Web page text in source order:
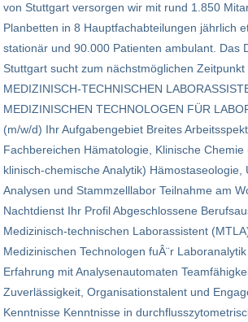
von Stuttgart versorgen wir mit rund 1.850
Planbetten in 8 Hauptfachabteilungen jährlich
stationär und 90.000 Patienten ambulant. Das
Stuttgart sucht zum nächstmöglichen Zeitpunkt
MEDIZINISCH-TECHNISCHEN
MEDIZINISCHEN TECHNOLOGEN FÜR
(m/w/d) Ihr Aufgabengebiet Breites
Fachbereichen Hämatologie, Klinische
klinisch-chemische Analytik) Hämostaseologie,
Analysen und Stammzelllabor Teilnahme am
Nachtdienst Ihr Profil Abgeschlossene
Medizinisch-technischen Laborassistent
Medizinischen Technologen fuÂ¨r
Erfahrung mit Analysenautomaten
Zuverlässigkeit, Organisationstalent und
Kenntnisse Kenntnisse in